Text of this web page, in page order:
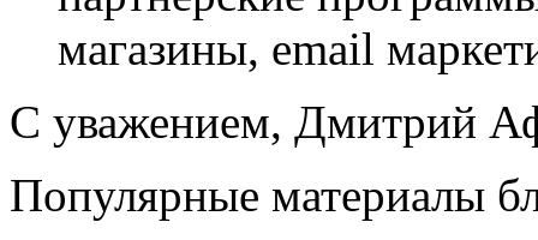
магазины, email
С уважением, Дмитрий
Популярные материалы